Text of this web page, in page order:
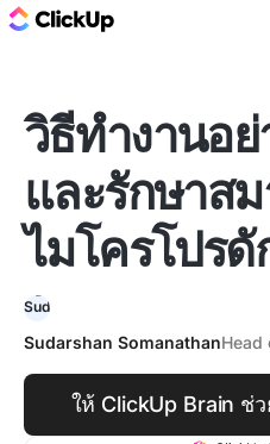
วิธีทำงานอ
และรักษาส
ไมโครโปร
Sudarshan SomanathanHead
ให้ ClickUp Brain ช่